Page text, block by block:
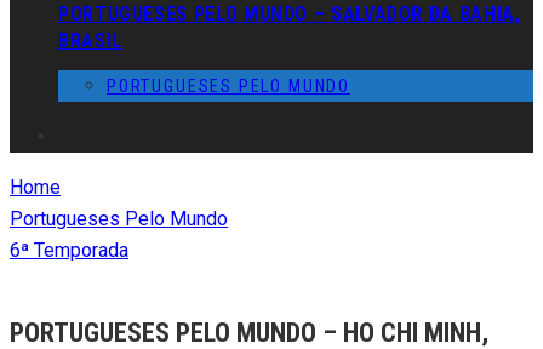
PORTUGUESES PELO MUNDO – SALVADOR DA BAHIA,
BRASIL
PORTUGUESES PELO MUNDO
Home
Portugueses Pelo Mundo
6ª Temporada
PORTUGUESES PELO MUNDO – HO CHI MINH,